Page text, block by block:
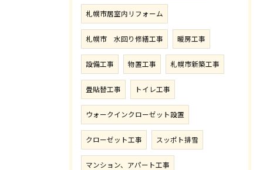
札幌市居室内リフォーム
札幌市 水回り修繕工事 暖房工事
設備工事 物置工事 札幌市新築工事
畳貼替工事 トイレ工事
ウォークインクローゼット設置
クローゼット工事 スッポト排雪
マンション、アパート工事